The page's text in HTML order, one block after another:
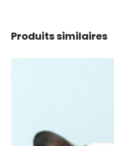
Produits similaires